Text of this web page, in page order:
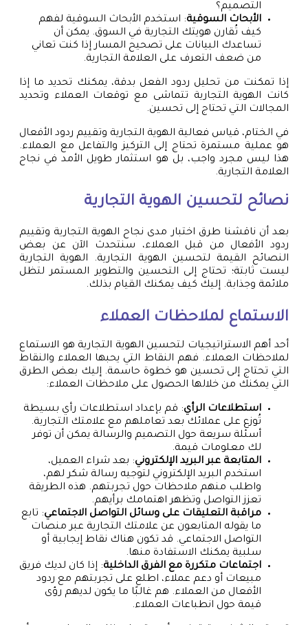
التصميم؟
الأبحاث السوقية: استخدم الأبحاث السوقية لفهم
كيف تُقارن هويتك التجارية في السوق. يمكن أن
تساعدك البيانات على تصحيح المسار إذا كنت تعاني
من ضعف التعرف على العلامة التجارية.
إذا تمكنت من تحليل ردود الفعل بدقة، يمكنك تحديد ما إذا
كانت الهوية التجارية تتماشى مع توقعات العملاء وتحديد
المجالات التي تحتاج إلى تحسين.
في الختام، قياس فعالية الهوية التجارية وتقييم ردود الأفعال
هو عملية مستمرة تحتاج إلى التركيز والتفاعل مع العملاء.
هذا ليس مجرد واجب، بل هو استثمار طويل الأمد في نجاح
العلامة التجارية.
نصائح لتحسين الهوية التجارية
بعد أن ناقشنا طرق اختبار مدى نجاح الهوية التجارية وتقييم
ردود الأفعال من قبل العملاء، سنتحدث الآن عن بعض
النصائح القيمة لتحسين الهوية التجارية. الهوية التجارية
ليست ثابتة؛ تحتاج إلى التحسين والتطوير المستمر لتظل
ملائمة وجذابة. إليك كيف يمكنك القيام بذلك.
الاستماع لملاحظات العملاء
أحد أهم الاستراتيجيات لتحسين الهوية التجارية هو الاستماع
لملاحظات العملاء. فهم النقاط التي يحبها العملاء والنقاط
التي تحتاج إلى تحسين هو خطوة حاسمة. إليك بعض الطرق
التي يمكنك من خلالها الحصول على ملاحظات العملاء:
استطلاعات الرأي: قم بإعداد استطلاعات رأي بسيطة
تُوزع على عملائك بعد تعاملهم مع علامتك التجارية.
أسئلة سريعة حول التصميم والرسالة يمكن أن توفر
لك معلومات قيمة.
المتابعة عبر البريد الإلكتروني: بعد شراء العميل،
استخدم البريد الإلكتروني لتوجيه رسالة شكر لهم،
واطلب منهم ملاحظات حول تجربتهم. هذه الطريقة
تعزز التواصل وتظهر اهتمامك برأيهم.
مراقبة التعليقات على وسائل التواصل الاجتماعي: تابع
ما يقوله المتابعون عن علامتك التجارية عبر منصات
التواصل الاجتماعي. قد تكون هناك نقاط إيجابية أو
سلبية يمكنك الاستفادة منها.
اجتماعات متكررة مع الفرق الداخلية: إذا كان لديك فريق
مبيعات أو دعم عملاء، اطلع على تجربتهم مع ردود
الأفعال من العملاء. هم غالبًا ما يكون لديهم رؤى
قيمة حول انطباعات العملاء.